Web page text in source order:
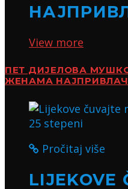
View more
ПЕТ ДИЈЕЛОВА
ЖЕНАМА
Pročitaj više
LIJEKOVE